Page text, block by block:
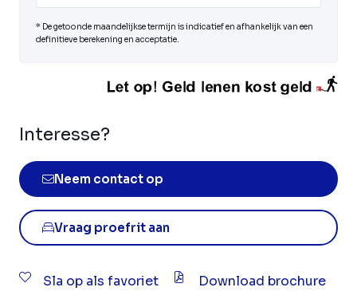
* De getoonde maandelijkse termijn is indicatief en afhankelijk van een
definitieve berekening en acceptatie.
Interesse?
Neem contact op
Vraag proefrit aan
Sla op als favoriet Download brochure